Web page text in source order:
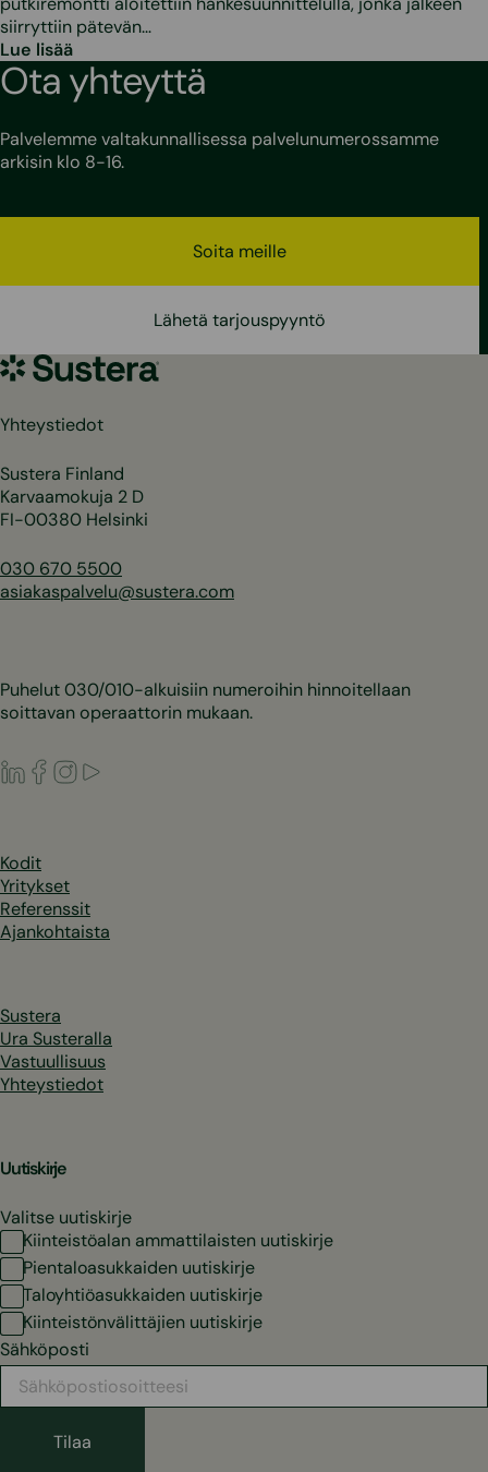
siirryttiin pätevän…
Lue lisää
Ota yhteyttä
Palvelemme valtakunnallisessa palvelunumerossamme
arkisin klo 8-16.
Soita meille
Lähetä tarjouspyyntö
Sustera
Yhteystiedot
Sustera Finland
Karvaamokuja 2 D
FI-00380 Helsinki
030 670 5500
asiakaspalvelu@sustera.com
Puhelut 030/010-alkuisiin numeroihin hinnoitellaan
soittavan operaattorin mukaan.
LinkedIn
Facebook
Instagram
Kodit
Yritykset
Referenssit
Ajankohtaista
Sustera
Ura Susteralla
Vastuullisuus
Yhteystiedot
Uutiskirje
Valitse uutiskirje
Kiinteistöalan ammattilaisten uutiskirje
Pientaloasukkaiden uutiskirje
Taloyhtiöasukkaiden uutiskirje
Kiinteistönvälittäjien uutiskirje
Sähköposti